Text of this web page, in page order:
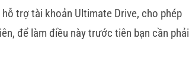
trợ tài khoản Ultimate Drive, cho phép
để làm điều này trước tiên bạn cần phải